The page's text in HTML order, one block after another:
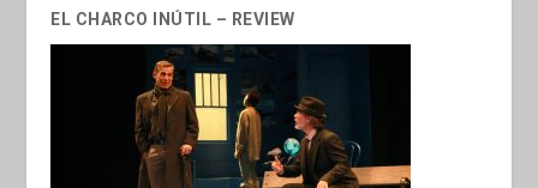
EL CHARCO INÚTIL – REVIEW